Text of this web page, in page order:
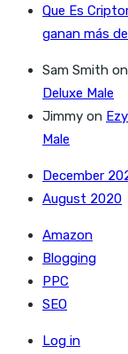
Que Es
ganan más
Sam Smith on
Deluxe Male
Jimmy on
Male
December
August 2020
Amazon
Blogging
PPC
SEO
Log in